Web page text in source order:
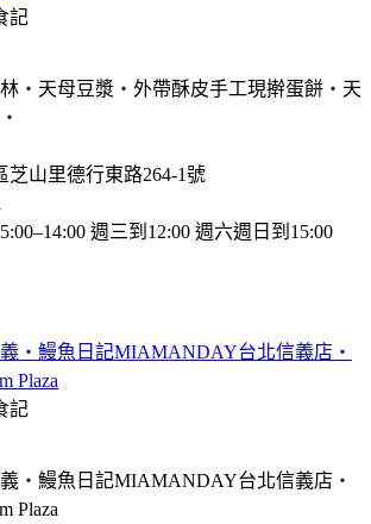
記
林‧天母豆漿‧外帶酥皮手工現擀蛋餅‧天
芝山里德行東路264-1號
週三到12:00 週六週日到15:00
義‧鰻魚日記MIAMANDAY台北信義店‧
Plaza
記
義‧鰻魚日記MIAMANDAY台北信義店‧
Plaza